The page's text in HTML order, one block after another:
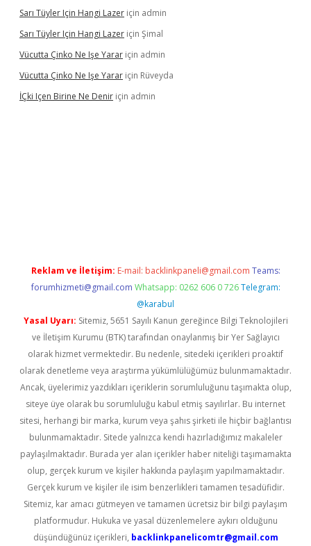
Sarı Tüyler Için Hangi Lazer için admin
Sarı Tüyler Için Hangi Lazer için Şimal
Vücutta Çinko Ne Işe Yarar için admin
Vücutta Çinko Ne Işe Yarar için Rüveyda
İÇki Içen Birine Ne Denir için admin
Reklam ve İletişim: E-mail: backlinkpaneli@gmail.com Teams:
forumhizmeti@gmail.com Whatsapp: 0262 606 0 726 Telegram:
@karabul
Yasal Uyarı: Sitemiz, 5651 Sayılı Kanun gereğince Bilgi Teknolojileri
ve İletişim Kurumu (BTK) tarafından onaylanmış bir Yer Sağlayıcı
olarak hizmet vermektedir. Bu nedenle, sitedeki içerikleri proaktif
olarak denetleme veya araştırma yükümlülüğümüz bulunmamaktadır.
Ancak, üyelerimiz yazdıkları içeriklerin sorumluluğunu taşımakta olup,
siteye üye olarak bu sorumluluğu kabul etmiş sayılırlar. Bu internet
sitesi, herhangi bir marka, kurum veya şahıs şirketi ile hiçbir bağlantısı
bulunmamaktadır. Sitede yalnızca kendi hazırladığımız makaleler
paylaşılmaktadır. Burada yer alan içerikler haber niteliği taşımamakta
olup, gerçek kurum ve kişiler hakkında paylaşım yapılmamaktadır.
Gerçek kurum ve kişiler ile isim benzerlikleri tamamen tesadüfidir.
Sitemiz, kar amacı gütmeyen ve tamamen ücretsiz bir bilgi paylaşım
platformudur. Hukuka ve yasal düzenlemelere aykırı olduğunu
düşündüğünüz içerikleri, backlinkpanelicomtr@gmail.com